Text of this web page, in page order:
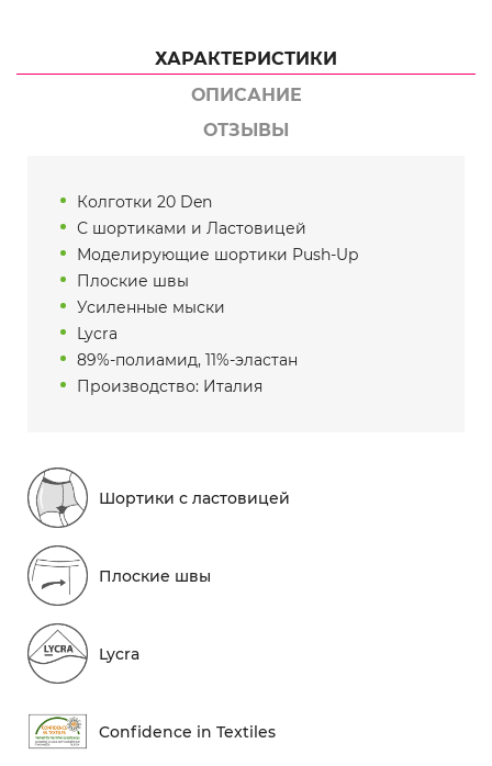
ХАРАКТЕРИСТИКИ
ОПИСАНИЕ
ОТЗЫВЫ
Колготки 20 Den
С шортиками и Ластовицей
Моделирующие шортики Push-Up
Плоские швы
Усиленные мыски
Lycra
89%-полиамид, 11%-эластан
Производство: Италия
Шортики с ластовицей
Плоские швы
Lycra
Conf​idence in Textiles